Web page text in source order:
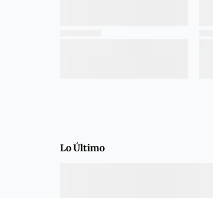
Lo Último